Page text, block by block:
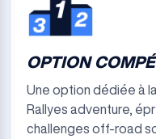
OPTION
Une option dédiée à
Rallyes adventure,
challenges off-road